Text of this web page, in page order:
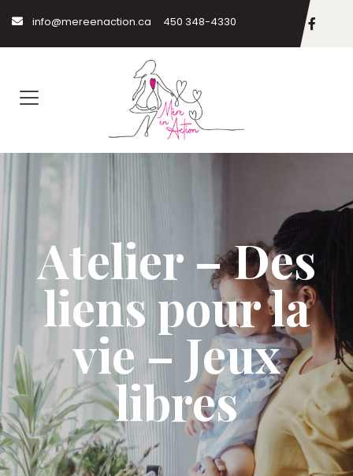
info@mereenaction.ca 450 348-4330
Atelier – Des
liens pour la
vie – Jeux
libres